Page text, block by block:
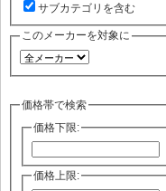
サブカテゴリを含む
このメーカーを対象に
価格帯で検索
価格下限:
価格上限: